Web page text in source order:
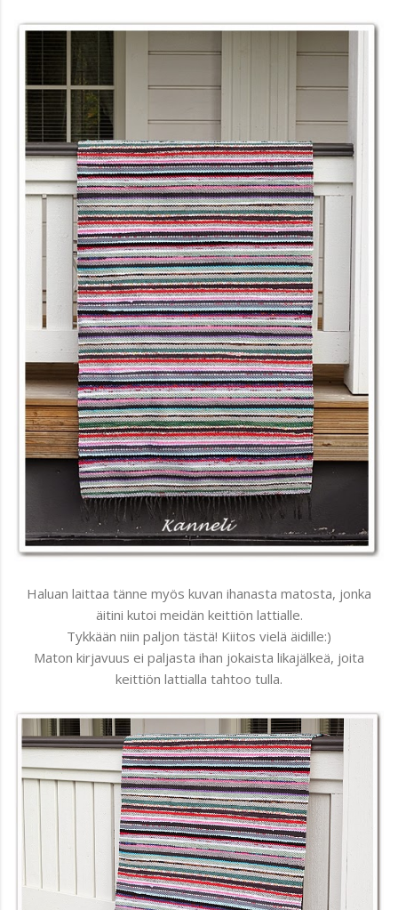
Haluan laittaa tänne myös kuvan ihanasta matosta, jonka
äitini kutoi meidän keittiön lattialle.
Tykkään niin paljon tästä! Kiitos vielä äidille:)
Maton kirjavuus ei paljasta ihan jokaista likajälkeä, joita
keittiön lattialla tahtoo tulla.